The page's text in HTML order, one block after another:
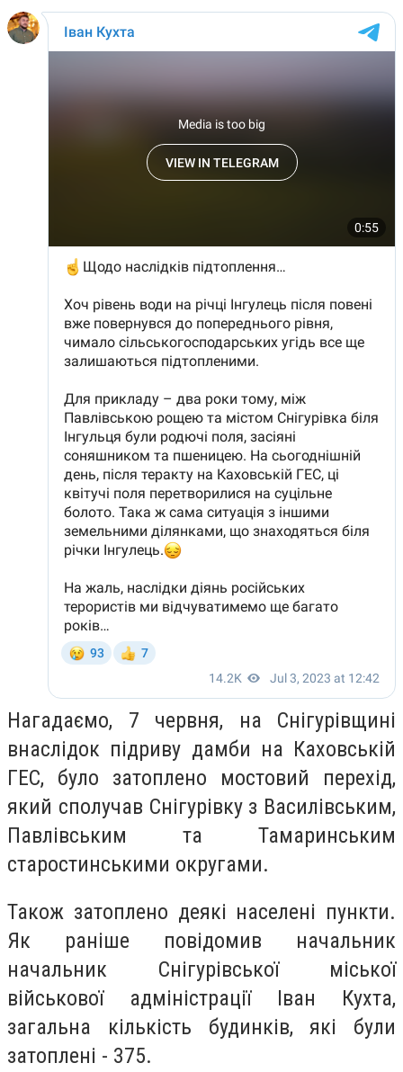
Нагадаємо, 7 червня, на Снігурівщині
внаслідок підриву дамби на Каховській
ГЕС, було затоплено мостовий перехід,
який сполучав Снігурівку з Василівським,
Павлівським та Тамаринським
старостинськими округами.
Також затоплено деякі населені пункти.
Як раніше повідомив начальник
начальник Снігурівської міської
військової адміністрації Іван Кухта,
загальна кількість будинків, які були
затоплені - 375.